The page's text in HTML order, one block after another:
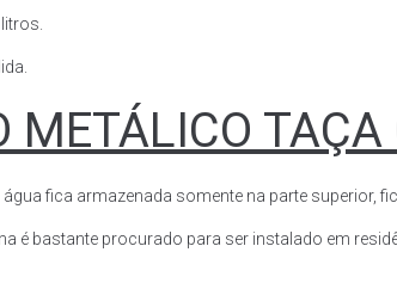
METÁLICO
fica armazenada somente na parte superior,
é bastante procurado para ser instalado em